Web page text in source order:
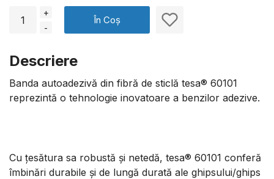
+
-
În Coș
Descriere
Banda autoadezivă din fibră de sticlă tesa® 60101
reprezintă o tehnologie inovatoare a benzilor adezive.
Cu ţesătura sa robustă şi netedă, tesa® 60101 conferă
îmbinări durabile şi de lungă durată ale ghipsului/ghips